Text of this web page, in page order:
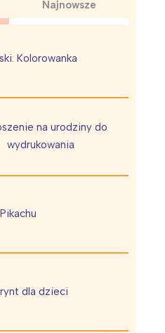
Najnowsze
Kolorowanka
na urodziny do
wydrukowania
dla dzieci